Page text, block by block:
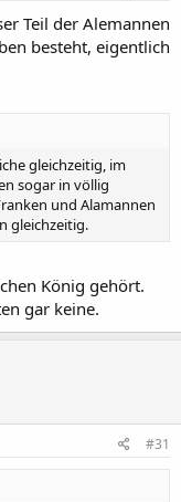
Teil der Alemannen
besteht, eigentlich
gleichzeitig, im
sogar in völlig
und Alamannen
gleichzeitig.
König gehört.
gar keine.
#31